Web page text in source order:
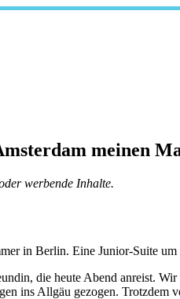
meinen
werbende Inhalte.
in Berlin. Eine Junior-Suite
die heute Abend anreist.
ins Allgäu gezogen.